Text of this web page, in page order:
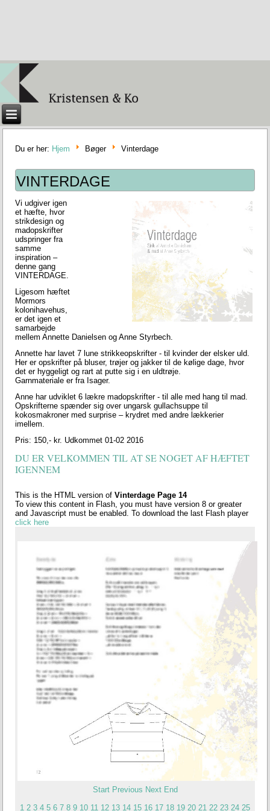
Du er her: Hjem Bøger Vinterdage
VINTERDAGE
Vi udgiver igen
et hæfte, hvor
strikdesign og
madopskrifter
udspringer fra
samme
inspiration –
denne gang
VINTERDAGE.
Ligesom hæftet
Mormors
kolonihavehus,
er det igen et
samarbejde
mellem Annette Danielsen og Anne Styrbech.
Annette har lavet 7 lune strikkeopskrifter - til kvinder der elsker uld.
Her er opskrifter på bluser, trøjer og jakker til de kølige dage, hvor
det er hyggeligt og rart at putte sig i en uldtrøje.
Garnmateriale er fra Isager.
Anne har udviklet 6 lækre madopskrifter - til alle med hang til mad.
Opskrifterne spænder sig over ungarsk gullachsuppe til
kokosmakroner med surprise – krydret med andre lækkerier
imellem.
Pris: 150,- kr. Udkommet 01-02 2016
DU ER VELKOMMEN TIL AT SE NOGET AF HÆFTET
IGENNEM
This is the HTML version ofVinterdage Page 14
To view this content in Flash, you must have version 8 or greater
and Javascript must be enabled. To download the last Flash player
click here
Start Previous Next End
1 2 3 4 5 6 7 8 9 10 11 12 13 14 15 16 17 18 19 20 21 22 23 24 25